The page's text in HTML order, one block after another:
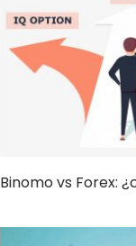
Binomo vs Forex: